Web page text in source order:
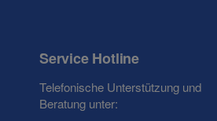
Service Hotline
Telefonische Unterstützung und
Beratung unter: